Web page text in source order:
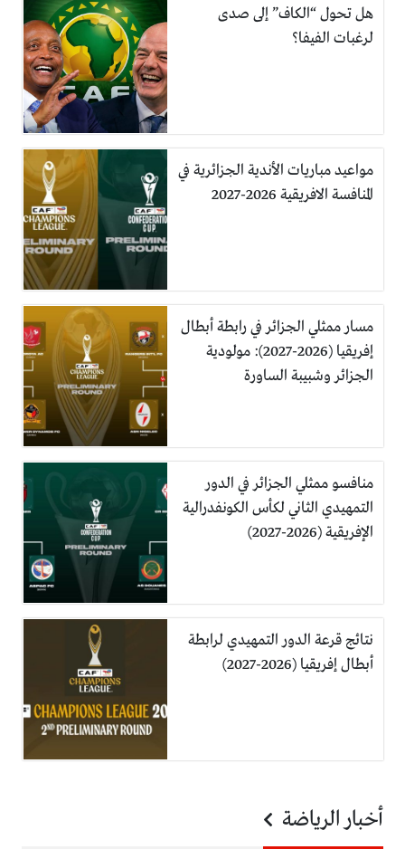
هل تحول “الكاف” إلى صدى
لرغبات الفيفا؟
مواعيد مباريات الأندية الجزائرية في
المنافسة الافريقية 2026-2027
مسار ممثلي الجزائر في رابطة أبطال
إفريقيا (2026-2027): مولودية
الجزائر وشبيبة الساورة
منافسو ممثلي الجزائر في الدور
التمهيدي الثاني لكأس الكونفدرالية
الإفريقية (2026-2027)
نتائج قرعة الدور التمهيدي لرابطة
أبطال إفريقيا (2026-2027)
أخبار الرياضة